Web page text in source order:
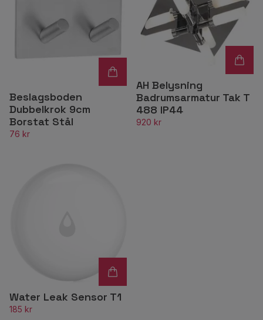
Beslagsboden
Dubbelkrok 9cm
Borstat Stål
76 kr
AH Belysning
Badrumsarmatur Tak T
488 IP44
920 kr
Water Leak Sensor T1
185 kr